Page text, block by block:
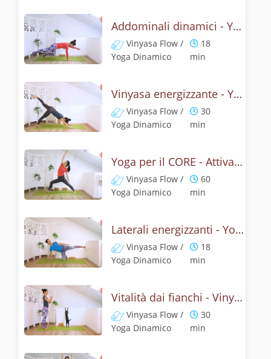
Addominali dinamici - Yoga con la posizione della barca
Vinyasa Flow /
Yoga Dinamico
18
min
Vinyasa energizzante - Yoga addominali e schiena
Vinyasa Flow /
Yoga Dinamico
30
min
Yoga per il CORE - Attivazione dal centro
Vinyasa Flow /
Yoga Dinamico
60
min
Laterali energizzanti - Yoga per il Core
Vinyasa Flow /
Yoga Dinamico
18
min
Vitalità dai fianchi - Vinyasa yoga per il core
Vinyasa Flow /
Yoga Dinamico
30
min